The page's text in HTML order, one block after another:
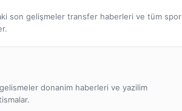
son gelişmeler transfer haberleri ve tüm spor
donanim haberleri ve yazilim